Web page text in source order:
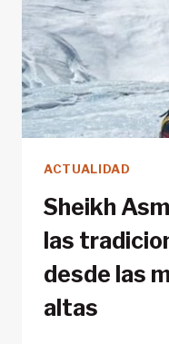
ACTUALIDAD
Sheikh
las
desde las
altas